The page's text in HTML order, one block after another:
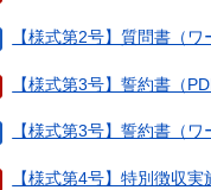
【様式第2号】質問書（ワ
【様式第3号】誓約書（
【様式第3号】誓約書（ワ
【様式第4号】特別徴収